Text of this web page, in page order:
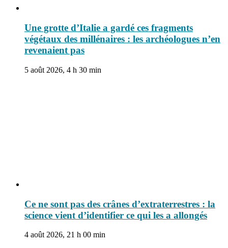
Une grotte d’Italie a gardé ces fragments
végétaux des millénaires : les archéologues n’en
revenaient pas
5 août 2026, 4 h 30 min
Ce ne sont pas des crânes d’extraterrestres : la
science vient d’identifier ce qui les a allongés
4 août 2026, 21 h 00 min